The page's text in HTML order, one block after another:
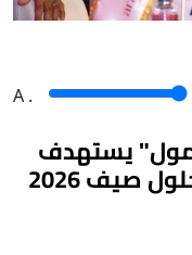
A .
مول" يستهدف